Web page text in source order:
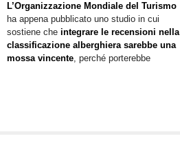
le
recensioni
nella
classificazione
alberghiera
L’Organizzazione Mondiale del Turismo
ha appena pubblicato uno studio in cui
sostiene che integrare le recensioni nella
classificazione alberghiera sarebbe una
mossa vincente, perché porterebbe